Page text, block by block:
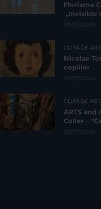
Floriama
„Invisible
30/07/2026
CLIPA DE
Nicolae
copiilor
29/07/2026
CLIPA DE
ARTS and
Coller –
28/07/2026